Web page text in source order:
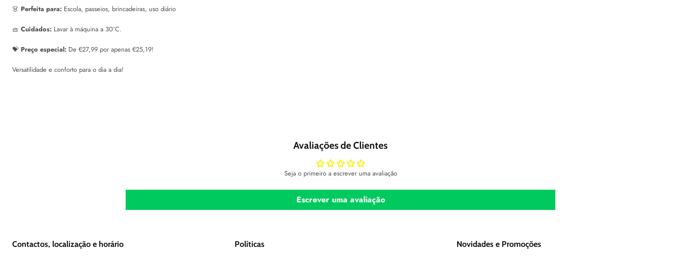
👗 Perfeita para: Escola, passeios, brincadeiras, uso diário
🧺 Cuidados: Lavar à máquina a 30°C.
💝 Preço especial: De €27,99 por apenas €25,19!
Versatilidade e conforto para o dia a dia!
Avaliações de Clientes
Seja o primeiro a escrever uma avaliação
Escrever uma avaliação
Contactos, localização e horário Políticas Novidades e Promoções